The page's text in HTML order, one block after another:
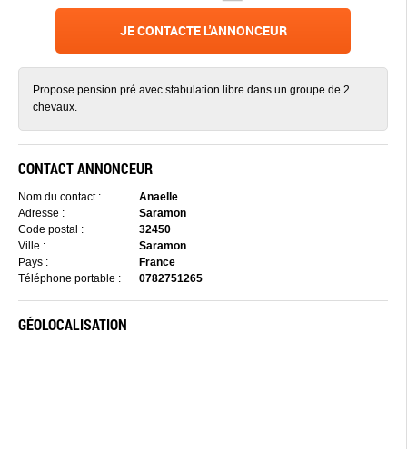
JE CONTACTE L'ANNONCEUR
Propose pension pré avec stabulation libre dans un groupe de 2
chevaux.
CONTACT ANNONCEUR
Nom du contact :
Anaelle
Adresse :
Saramon
Code postal :
32450
Ville :
Saramon
Pays :
France
Téléphone portable :
0782751265
GÉOLOCALISATION